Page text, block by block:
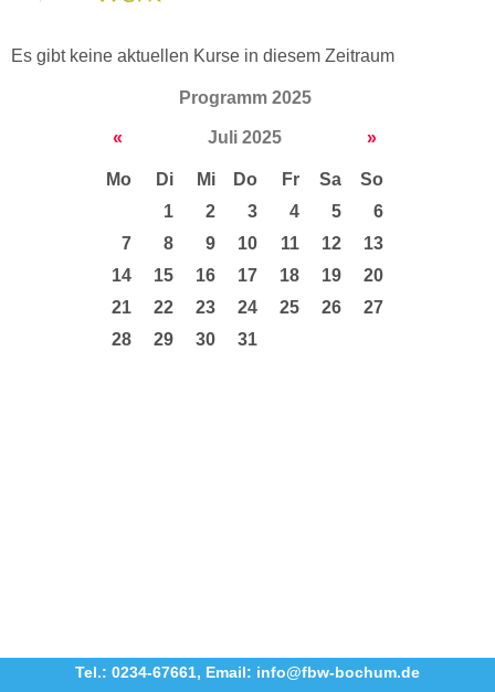
Es gibt keine aktuellen Kurse in diesem Zeitraum
Programm 2025
« Juli 2025 »
Mo Di Mi Do Fr Sa
So
1
2 3 4 5
6
7
8 9 10 11 12
13
14
15 16 17 18 19
20
21
22 23 24 25 26
27
28
29 30 31
Tel.: 0234-67661, Email: info@fbw-bochum.de